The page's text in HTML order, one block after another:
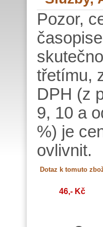
Pozor,
třetímu,
DPH (z
9, 10 a
%) je
ovlivnit.
46,- Kč